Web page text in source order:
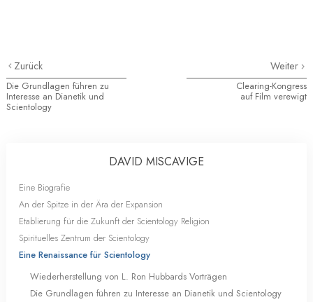
Zurück
Die Grundlagen führen zu
Interesse an Dianetik und
Scientology
Weiter
Clearing-Kongress
auf Film verewigt
DAVID MISCAVIGE
Eine Biografie
An der Spitze in der Ära der Expansion
Etablierung für die Zukunft der Scientology Religion
Spirituelles Zentrum der Scientology
Eine Renaissance für Scientology
Wiederherstellung von L. Ron Hubbards Vorträgen
Die Grundlagen führen zu Interesse an Dianetik und Scientology